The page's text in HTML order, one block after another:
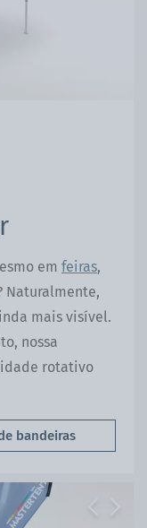
em feiras,
Naturalmente,
mais visível.
nossa
rotativo
bandeiras